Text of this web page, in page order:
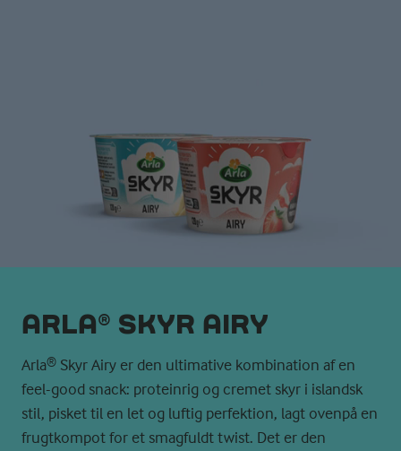
ARLA® SKYR AIRY
Arla® Skyr Airy er den ultimative kombination af en
feel-good snack: proteinrig og cremet skyr i islandsk
stil, pisket til en let og luftig perfektion, lagt ovenpå en
frugtkompot for et smagfuldt twist. Det er den